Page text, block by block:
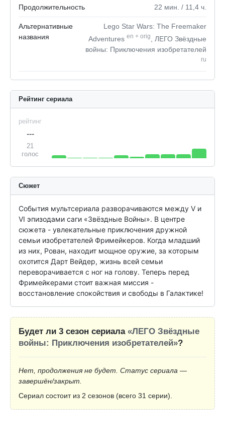
Продолжительность 22 мин. / 11,4 ч.
Альтернативные
названия
Lego Star Wars: The Freemaker
Adventures en + orig
, ЛЕГО Звёздные
войны: Приключения изобретателей
ru
Рейтинг сериала
рейтинг
---
21
голос
Сюжет
События мультсериала разворачиваются между V и
VI эпизодами саги «Звёздные Войны». В центре
сюжета - увлекательные приключения дружной
семьи изобретателей Фримейкеров. Когда младший
из них, Рован, находит мощное оружие, за которым
охотится Дарт Вейдер, жизнь всей семьи
переворачивается с ног на голову. Теперь перед
Фримейкерами стоит важная миссия -
восстановление спокойствия и свободы в Галактике!
Будет ли 3 сезон сериала «ЛЕГО Звёздные
войны: Приключения изобретателей»?
Нет, продолжения не будет. Статус сериала —
завершён/закрыт.
Сериал состоит из 2 сезонов (всего 31 серии).